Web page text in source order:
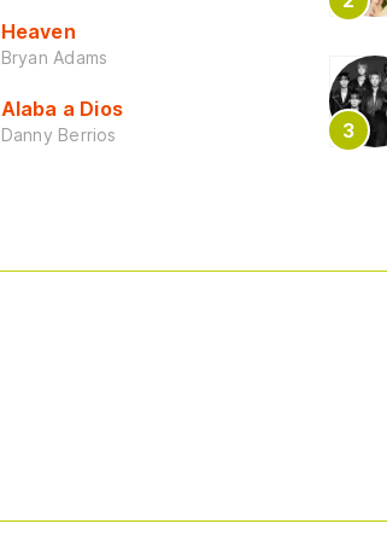
Heaven
Bryan Adams
Alaba a Dios
Danny Berrios